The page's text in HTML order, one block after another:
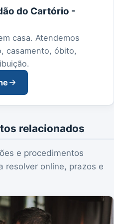
do Cartório -
casa. Atendemos
casamento, óbito,
relacionados
e procedimentos
online, prazos e